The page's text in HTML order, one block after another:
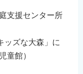
支援センター所
ズな大森」に
童館）